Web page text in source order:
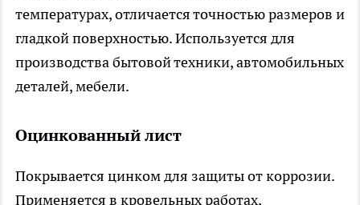
температурах, отличается точностью размеров и
гладкой поверхностью. Используется для
производства бытовой техники, автомобильных
деталей, мебели.
Оцинкованный лист
Покрывается цинком для защиты от коррозии.
Применяется в кровельных работах,